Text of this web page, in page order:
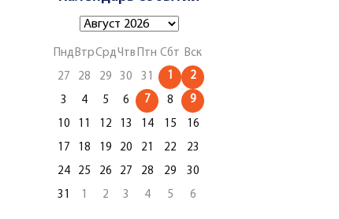
Пнд ВтрСрдЧтв Птн Сбт Вск
27
28 29 30 31 1 2
3 4 5 6 7 8 9
10 11 12 13 14 15
16
17
18 19 20 21 22
23
24
25 26 27 28 29
30
31
1 2 3 4 5 6